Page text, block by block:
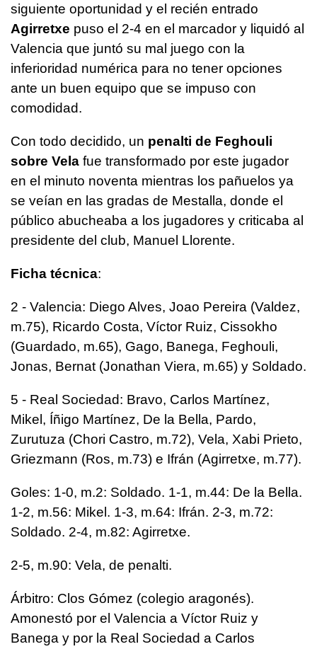
siguiente oportunidad y el recién entrado
Agirretxe puso el 2-4 en el marcador y liquidó al
Valencia que juntó su mal juego con la
inferioridad numérica para no tener opciones
ante un buen equipo que se impuso con
comodidad.
Con todo decidido, un penalti de Feghouli
sobre Vela fue transformado por este jugador
en el minuto noventa mientras los pañuelos ya
se veían en las gradas de Mestalla, donde el
público abucheaba a los jugadores y criticaba al
presidente del club, Manuel Llorente.
Ficha técnica:
2 - Valencia: Diego Alves, Joao Pereira (Valdez,
m.75), Ricardo Costa, Víctor Ruiz, Cissokho
(Guardado, m.65), Gago, Banega, Feghouli,
Jonas, Bernat (Jonathan Viera, m.65) y Soldado.
5 - Real Sociedad: Bravo, Carlos Martínez,
Mikel, Íñigo Martínez, De la Bella, Pardo,
Zurutuza (Chori Castro, m.72), Vela, Xabi Prieto,
Griezmann (Ros, m.73) e Ifrán (Agirretxe, m.77).
Goles: 1-0, m.2: Soldado. 1-1, m.44: De la Bella.
1-2, m.56: Mikel. 1-3, m.64: Ifrán. 2-3, m.72:
Soldado. 2-4, m.82: Agirretxe.
2-5, m.90: Vela, de penalti.
Árbitro: Clos Gómez (colegio aragonés).
Amonestó por el Valencia a Víctor Ruiz y
Banega y por la Real Sociedad a Carlos